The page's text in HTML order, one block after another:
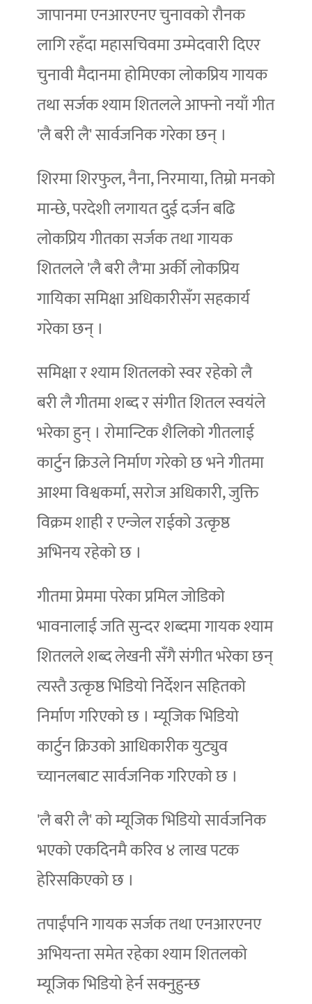
जापानमा एनआरएनए चुनावको रौनक
लागि रहँदा महासचिवमा उम्मेदवारी दिएर
चुनावी मैदानमा होमिएका लोकप्रिय गायक
तथा सर्जक श्याम शितलले आफ्नो नयाँ गीत
'लै बरी लै' सार्वजनिक गरेका छन् ।
शिरमा शिरफुल, नैना, निरमाया, तिम्रो मनको
मान्छे, परदेशी लगायत दुई दर्जन बढि
लोकप्रिय गीतका सर्जक तथा गायक
शितलले 'लै बरी लै'मा अर्की लोकप्रिय
गायिका समिक्षा अधिकारीसँग सहकार्य
गरेका छन् ।
समिक्षा र श्याम शितलको स्वर रहेको लै
बरी लै गीतमा शब्द र संगीत शितल स्वयंले
भरेका हुन् । रोमान्टिक शैलिको गीतलाई
कार्टुन क्रिउले निर्माण गरेको छ भने गीतमा
आश्मा विश्वकर्मा, सरोज अधिकारी, जुक्ति
विक्रम शाही र एन्जेल राईको उत्कृष्ठ
अभिनय रहेको छ ।
गीतमा प्रेममा परेका प्रमिल जोडिको
भावनालाई जति सुन्दर शब्दमा गायक श्याम
शितलले शब्द लेखनी सँगै संगीत भरेका छन्
त्यस्तै उत्कृष्ठ भिडियो निर्देशन सहितको
निर्माण गरिएको छ । म्यूजिक भिडियो
कार्टुन क्रिउको आधिकारीक युट्युव
च्यानलबाट सार्वजनिक गरिएको छ ।
'लै बरी लै' को म्यूजिक भिडियो सार्वजनिक
भएको एकदिनमै करिव ४ लाख पटक
हेरिसकिएको छ ।
तपाईंपनि गायक सर्जक तथा एनआरएनए
अभियन्ता समेत रहेका श्याम शितलको
म्यूजिक भिडियो हेर्न सक्नुहुन्छ